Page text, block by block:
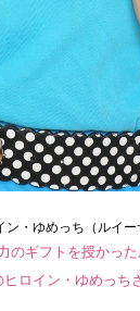
ン・ゆめっち（ルイー
のギフトを授かっ
ロイン・ゆめっち